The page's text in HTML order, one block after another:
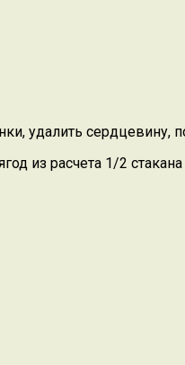
удалить сердцевину,
из расчета 1/2